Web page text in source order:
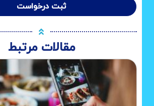
ثبت درخواست
مقالات مرتبط